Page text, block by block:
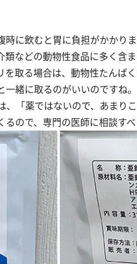
時に飲むと胃に負担がかかり
などの動物性食品に多く含
取る場合は、動物性たんぱ
緒に取るのがいいのですね。
「薬ではないので、あまり
ので、専門の医師に相談す